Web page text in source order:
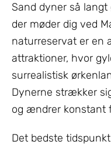
Sand dyner så
der møder dig ved
naturreservat er en
attraktioner, hvor
surrealistisk
Dynerne strækker
og ændrer konstant
Det bedste